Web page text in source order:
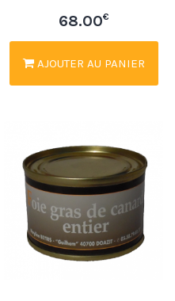
68.00€
AJOUTER AU PANIER